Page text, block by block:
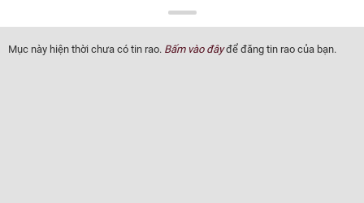
RX
NĂM SẢN XUẤT
Tất cả
GIÁ XE XUẤT XỨ
Mục này hiện thời chưa có tin rao. Bấm vào đâyđể đăng tin rao của bạn.